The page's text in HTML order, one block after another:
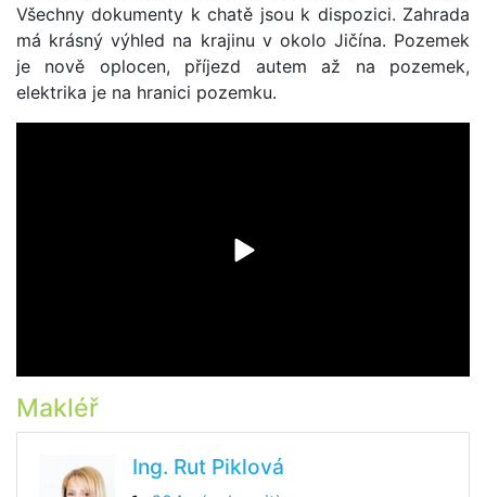
Všechny dokumenty k chatě jsou k dispozici. Zahrada
má krásný výhled na krajinu v okolo Jičína. Pozemek
je nově oplocen, příjezd autem až na pozemek,
elektrika je na hranici pozemku.
Makléř
Ing. Rut Piklová